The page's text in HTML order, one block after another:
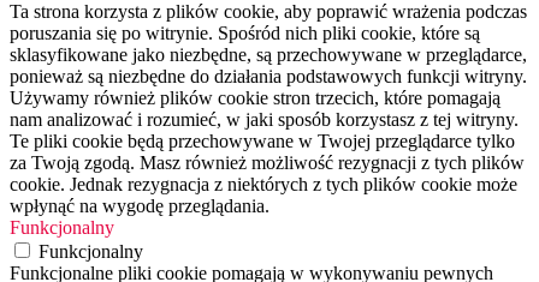
Ta strona korzysta z plików cookie, aby poprawić wrażenia podczas
poruszania się po witrynie. Spośród nich pliki cookie, które są
sklasyfikowane jako niezbędne, są przechowywane w przeglądarce,
ponieważ są niezbędne do działania podstawowych funkcji witryny.
Używamy również plików cookie stron trzecich, które pomagają
nam analizować i rozumieć, w jaki sposób korzystasz z tej witryny.
Te pliki cookie będą przechowywane w Twojej przeglądarce tylko
za Twoją zgodą. Masz również możliwość rezygnacji z tych plików
cookie. Jednak rezygnacja z niektórych z tych plików cookie może
wpłynąć na wygodę przeglądania.
Funkcjonalny
Funkcjonalny
Funkcjonalne pliki cookie pomagają w wykonywaniu pewnych